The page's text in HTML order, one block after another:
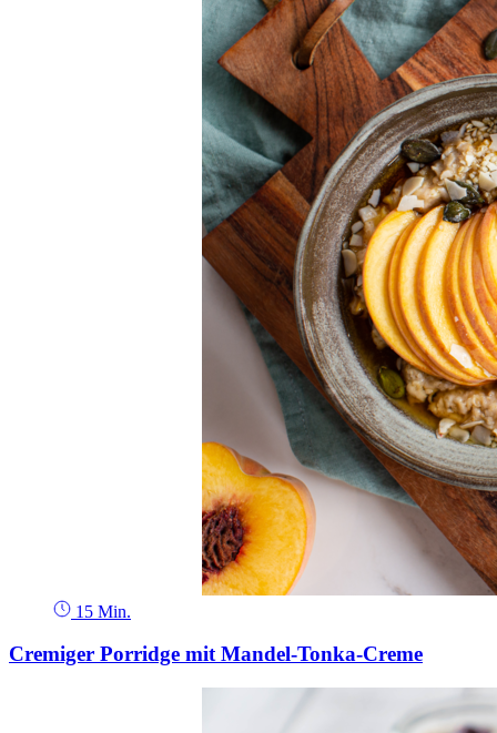
15 Min.
Cremiger Porridge mit Mandel-Tonka-Creme